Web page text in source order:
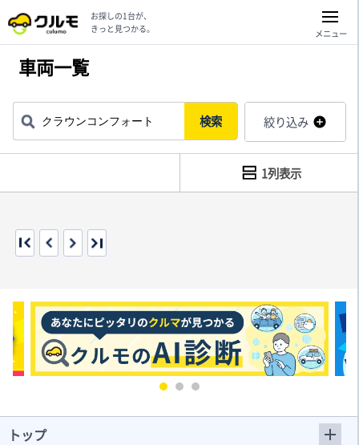
お探しの1台が、
きっと見つかる。
メニュー
車両一覧
検索 絞り込み
1列表示
トップ